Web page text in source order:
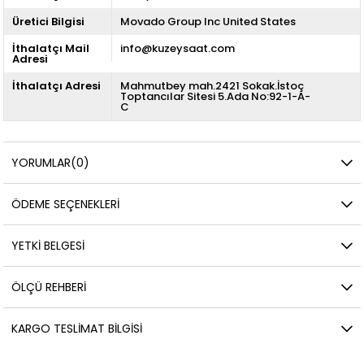
Üretici Bilgisi
Movado Group Inc United States
İthalatçı Mail
Adresi
info@kuzeysaat.com
İthalatçı Adresi Mahmutbey mah.2421 Sokak.İstoç
Toptancılar Sitesi 5.Ada No:92-1-A-
C
YORUMLAR(0)
ÖDEME SEÇENEKLERI
YETKİ BELGESİ
ÖLÇÜ REHBERI
KARGO TESLIMAT BILGISI